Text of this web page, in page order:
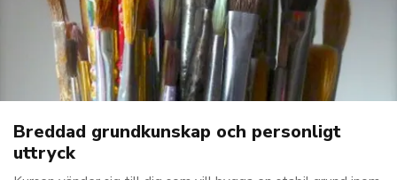
Breddad grundkunskap och personligt
uttryck